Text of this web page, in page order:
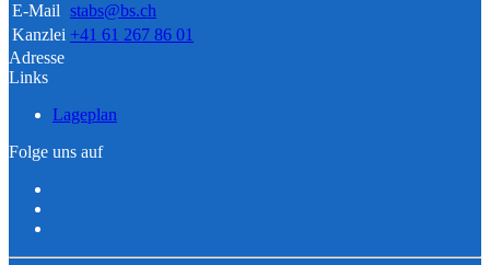
E-Mail stabs@bs.ch
Kanzlei +41 61 267 86 01
Adresse
Links
Lageplan
Folge uns auf